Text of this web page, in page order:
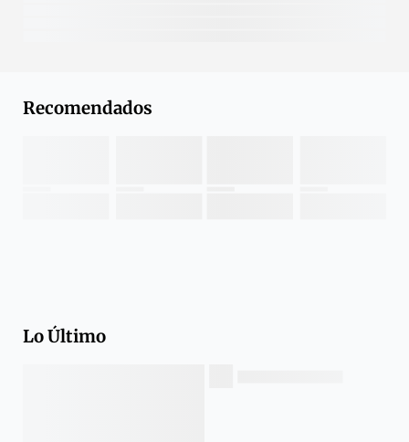
Recomendados
Lo Último